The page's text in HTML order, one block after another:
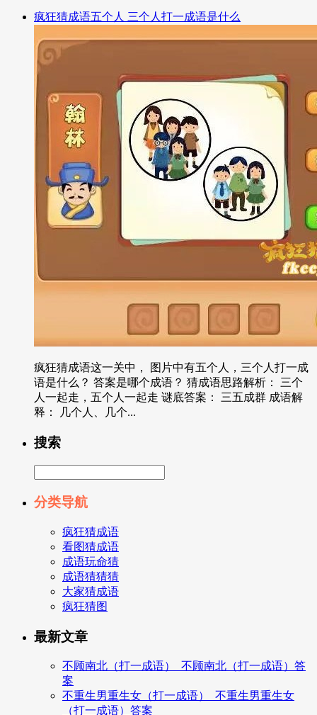
疯狂猜成语五个人 三个人打一成语是什么
疯狂猜成语这一关中， 图片中有五个人，三个人打一成
语是什么？ 答案是哪个成语？ 猜成语思路解析： 三个
人一起走，五个人一起走 谜底答案： 三五成群 成语解
释： 几个人、几个...
搜索
分类导航
疯狂猜成语
看图猜成语
成语玩命猜
成语猜猜猜
大家猜成语
疯狂猜图
最新文章
不顾南北（打一成语）_不顾南北（打一成语）答
案
不重生男重生女（打一成语）_不重生男重生女
（打一成语）答案